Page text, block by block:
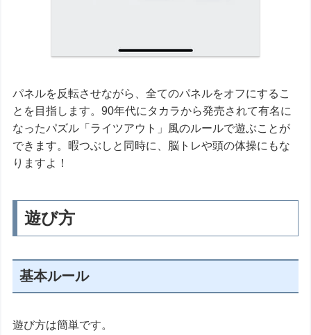
パネルを反転させながら、全てのパネルをオフにするこ
とを目指します。90年代にタカラから発売されて有名に
なったパズル「ライツアウト」風のルールで遊ぶことが
できます。暇つぶしと同時に、脳トレや頭の体操にもな
りますよ！
遊び方
基本ルール
遊び方は簡単です。